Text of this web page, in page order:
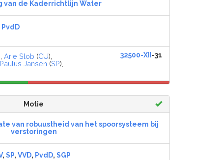
van de Kaderrichtlijn Water
PvdD
Arie Slob (CU),
Paulus Jansen (SP),
32500-XII -31
Motie
van robuustheid van het spoorsysteem bij
verstoringen
, SP, VVD, PvdD, SGP